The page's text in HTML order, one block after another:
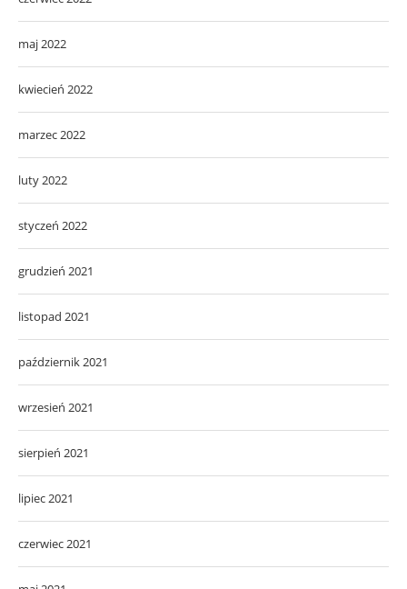
maj 2022
kwiecień 2022
marzec 2022
luty 2022
styczeń 2022
grudzień 2021
listopad 2021
październik 2021
wrzesień 2021
sierpień 2021
lipiec 2021
czerwiec 2021